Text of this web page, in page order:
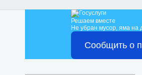
Решаем вместе
Не убран мусор, яма на
Сообщить о